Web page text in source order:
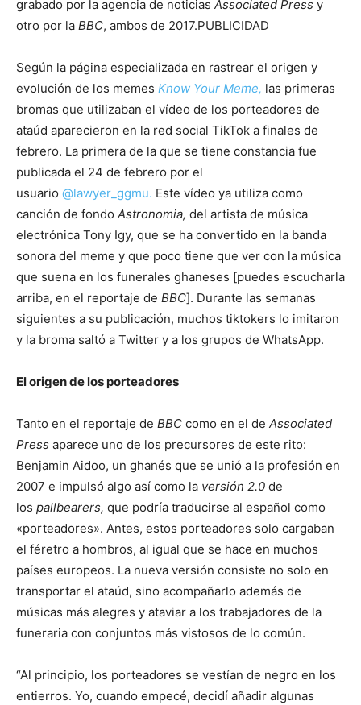
grabado por la agencia de noticias Associated Press y
otro por la BBC, ambos de 2017.PUBLICIDAD
Según la página especializada en rastrear el origen y
evolución de los memes Know Your Meme, las primeras
bromas que utilizaban el vídeo de los porteadores de
ataúd aparecieron en la red social TikTok a finales de
febrero. La primera de la que se tiene constancia fue
publicada el 24 de febrero por el
usuario @lawyer_ggmu. Este vídeo ya utiliza como
canción de fondo Astronomia, del artista de música
electrónica Tony Igy, que se ha convertido en la banda
sonora del meme y que poco tiene que ver con la música
que suena en los funerales ghaneses [puedes escucharla
arriba, en el reportaje de BBC]. Durante las semanas
siguientes a su publicación, muchos tiktokers lo imitaron
y la broma saltó a Twitter y a los grupos de WhatsApp.
El origen de los porteadores
Tanto en el reportaje de BBC como en el de Associated
Press aparece uno de los precursores de este rito:
Benjamin Aidoo, un ghanés que se unió a la profesión en
2007 e impulsó algo así como la versión 2.0 de
los pallbearers, que podría traducirse al español como
«porteadores». Antes, estos porteadores solo cargaban
el féretro a hombros, al igual que se hace en muchos
países europeos. La nueva versión consiste no solo en
transportar el ataúd, sino acompañarlo además de
músicas más alegres y ataviar a los trabajadores de la
funeraria con conjuntos más vistosos de lo común.
“Al principio, los porteadores se vestían de negro en los
entierros. Yo, cuando empecé, decidí añadir algunas